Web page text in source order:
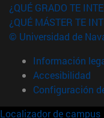
¿QUÉ GRADO TE
¿QUÉ MÁSTER TE
© Universidad de
Información
Accesibilidad
Configuración
Localizador de campus